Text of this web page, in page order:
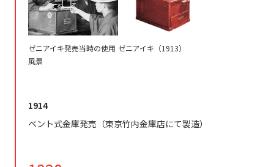
ゼニアイキ発売当時の使用
風景
ゼニアイキ（1913）
1914
ベント式金庫発売（東京竹内金庫店にて製造）